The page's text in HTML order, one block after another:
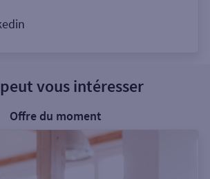
vous intéresser
Offre du moment